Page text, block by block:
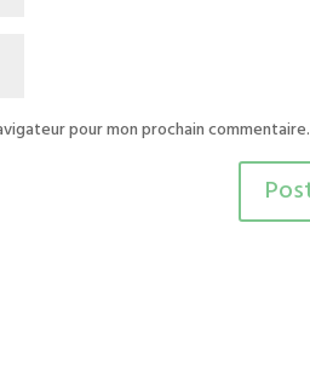
pour mon prochain commentaire.